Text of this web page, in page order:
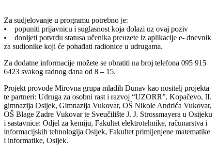
Za sudjelovanje u programu potrebno je:
• popuniti prijavnicu i suglasnost koja dolazi uz ovaj poziv
• donijeti potvrdu statusa učenika preuzete iz aplikacije e- dnevnik
za sudionike koji će pohađati radionice u udrugama.
Za dodatne informacije možete se obratiti na broj telefona 095 915
6423 svakog radnog dana od 8 – 15.
Projekt provode Mirovna grupa mladih Dunav kao nositelj projekta
te partneri: Udruga za osobni rast i razvoj “UZORR”, Kopačevo, II.
gimnazija Osijek, Gimnazija Vukovar, OŠ Nikole Andrića Vukovar,
OŠ Blage Zadre Vukovar te Sveučilište J. J. Strossmayera u Osijeku
i sastavnice: Odjel za kemiju, Fakultet elektrotehnike, računarstva i
informacijskih tehnologija Osijek, Fakultet primijenjene matematike
i informatike, Osijek.